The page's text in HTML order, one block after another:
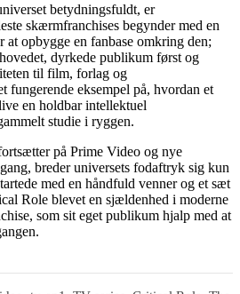
betydningsfuldt, er
skærmfranchises begynder med en
opbygge en fanbase omkring den;
dyrkede publikum først og
til film, forlag og
fungerende eksempel på, hvordan et
en holdbar intellektuel
studie i ryggen.
på Prime Video og nye
breder universets fodaftryk sig kun
med en håndfuld venner og et sæt
Role blevet en sjældenhed i moderne
som sit eget publikum hjalp med at